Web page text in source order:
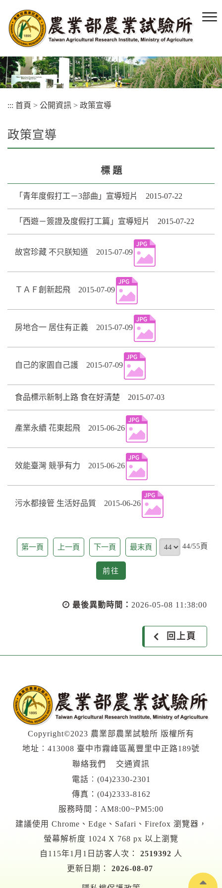
容
區
塊
::: 首頁 > 公開資訊 > 政策宣導
政策宣導
標 題
「青年度假打工－3部曲」宣導短片 2015-07-22
「西遊－簽證及度假打工篇」宣導短片 2015-07-22
故宮珍藏 不只朕知道 2015-07-09
ＴＡＦ創新起飛 2015-07-09
房地合一 居住有正義 2015-07-09
自己的家園自己護 2015-07-09
食品標示新制上路 食在好清楚 2015-07-03
產業永續 花東起飛 2015-06-26
效能臺灣 競爭有力 2015-06-26
污水都接管 生活好品質 2015-06-26
第一頁 上一頁 下一頁 最末頁 頁
44/55頁
前往
往
最後異動時間： 2026-05-08 11:38:00
回上頁
Copyright©2023 農業部農業試驗所 版權所有
地址︰413008 臺中市霧峰區萬豐里中正路189號
聯絡我們
交通資訊
電話︰ (04)2330-2301
傳真：(04)2333-8162
服務時間：AM8:00~PM5:00
建議使用 Chrome、Edge、Safari、Firefox 瀏覽器，
螢幕解析度 1024 X 768 px 以上瀏覽
自115年1月1日訪客人次：
2519392 人
更新日期：
2026-08-07